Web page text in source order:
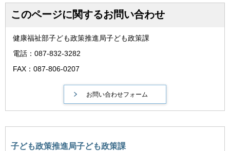
このページに関するお問い合わせ
健康福祉部子ども政策推進局子ども政策課
電話：087-832-3282
FAX：087-806-0207
子ども政策推進局子ども政策課